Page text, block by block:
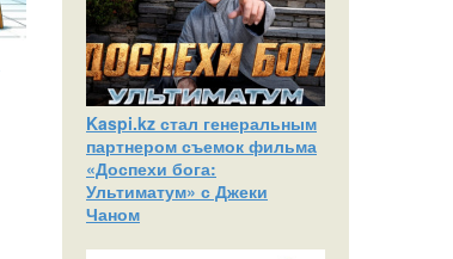
Kaspi.kz стал генеральным
партнером съемок фильма
«Доспехи бога:
Ультиматум» с Джеки
Чаном